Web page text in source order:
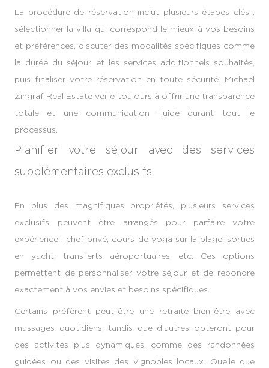
La procédure de réservation inclut plusieurs étapes clés :
sélectionner la villa qui correspond le mieux à vos besoins
et préférences, discuter des modalités spécifiques comme
la durée du séjour et les services additionnels souhaités,
puis finaliser votre réservation en toute sécurité. Michaël
Zingraf Real Estate veille toujours à offrir une transparence
totale et une communication fluide durant tout le
processus.
Planifier votre séjour avec des services
supplémentaires exclusifs
En plus des magnifiques propriétés, plusieurs services
exclusifs peuvent être arrangés pour parfaire votre
expérience : chef privé, cours de yoga sur la plage, sorties
en yacht, transferts aéroportuaires, etc. Ces options
permettent de personnaliser votre séjour et de répondre
exactement à vos envies et besoins spécifiques.
Certains préfèrent peut-être une retraite bien-être avec
massages quotidiens, tandis que d’autres opteront pour
des activités plus dynamiques, comme des randonnées
guidées ou des visites des vignobles locaux. Quelle que